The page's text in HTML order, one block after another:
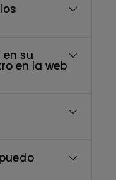
su
en la web